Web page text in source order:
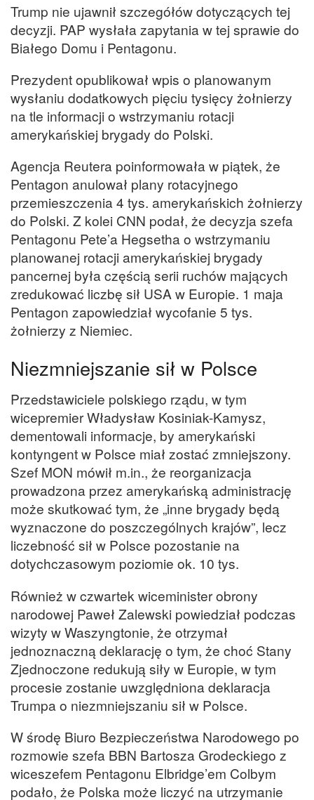
Trump nie ujawnił szczegółów dotyczących tej
decyzji. PAP wysłała zapytania w tej sprawie do
Białego Domu i Pentagonu.
Prezydent opublikował wpis o planowanym
wysłaniu dodatkowych pięciu tysięcy żołnierzy
na tle informacji o wstrzymaniu rotacji
amerykańskiej brygady do Polski.
Agencja Reutera poinformowała w piątek, że
Pentagon anulował plany rotacyjnego
przemieszczenia 4 tys. amerykańskich żołnierzy
do Polski. Z kolei CNN podał, że decyzja szefa
Pentagonu Pete’a Hegsetha o wstrzymaniu
planowanej rotacji amerykańskiej brygady
pancernej była częścią serii ruchów mających
zredukować liczbę sił USA w Europie. 1 maja
Pentagon zapowiedział wycofanie 5 tys.
żołnierzy z Niemiec.
Niezmniejszanie sił w Polsce
Przedstawiciele polskiego rządu, w tym
wicepremier Władysław Kosiniak-Kamysz,
dementowali informacje, by amerykański
kontyngent w Polsce miał zostać zmniejszony.
Szef MON mówił m.in., że reorganizacja
prowadzona przez amerykańską administrację
może skutkować tym, że „inne brygady będą
wyznaczone do poszczególnych krajów”, lecz
liczebność sił w Polsce pozostanie na
dotychczasowym poziomie ok. 10 tys.
Również w czwartek wiceminister obrony
narodowej Paweł Zalewski powiedział podczas
wizyty w Waszyngtonie, że otrzymał
jednoznaczną deklarację o tym, że choć Stany
Zjednoczone redukują siły w Europie, w tym
procesie zostanie uwzględniona deklaracja
Trumpa o niezmniejszaniu sił w Polsce.
W środę Biuro Bezpieczeństwa Narodowego po
rozmowie szefa BBN Bartosza Grodeckiego z
wiceszefem Pentagonu Elbridge’em Colbym
podało, że Polska może liczyć na utrzymanie